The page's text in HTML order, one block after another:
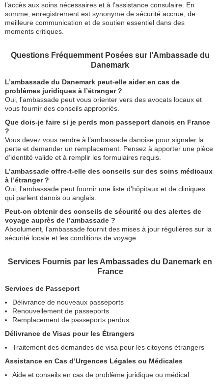
l’accès aux soins nécessaires et à l’assistance consulaire. En
somme, enregistrement est synonyme de sécurité accrue, de
meilleure communication et de soutien essentiel dans des
moments critiques.
Questions Fréquemment Posées sur l’Ambassade du
Danemark
L’ambassade du Danemark peut-elle aider en cas de
problèmes juridiques à l’étranger ?
Oui, l’ambassade peut vous orienter vers des avocats locaux et
vous fournir des conseils appropriés.
Que dois-je faire si je perds mon passeport danois en France
?
Vous devez vous rendre à l’ambassade danoise pour signaler la
perte et demander un remplacement. Pensez à apporter une pièce
d’identité valide et à remplir les formulaires requis.
L’ambassade offre-t-elle des conseils sur des soins médicaux
à l’étranger ?
Oui, l’ambassade peut fournir une liste d’hôpitaux et de cliniques
qui parlent danois ou anglais.
Peut-on obtenir des conseils de sécurité ou des alertes de
voyage auprès de l’ambassade ?
Absolument, l’ambassade fournit des mises à jour régulières sur la
sécurité locale et les conditions de voyage.
Services Fournis par les Ambassades du Danemark en
France
Services de Passeport
Délivrance de nouveaux passeports
Renouvellement de passeports
Remplacement de passeports perdus
Délivrance de Visas pour les Étrangers
Traitement des demandes de visa pour les citoyens étrangers
Assistance en Cas d’Urgences Légales ou Médicales
Aide et conseils en cas de problème juridique ou médical